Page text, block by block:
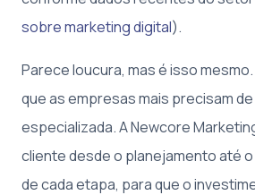
sobre marketing digital).
Parece loucura, mas é isso
que as empresas mais precisam
especializada. A Newcore
cliente desde o planejamento até
de cada etapa, para que o